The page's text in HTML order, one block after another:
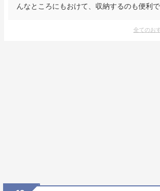
んなところにもおけて、収納するのも便利で
全てのお